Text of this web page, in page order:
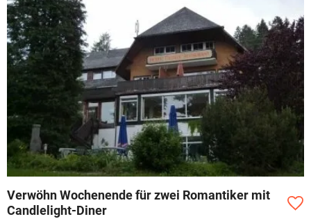
Verwöhn Wochenende für zwei Romantiker mit
Candlelight-Diner